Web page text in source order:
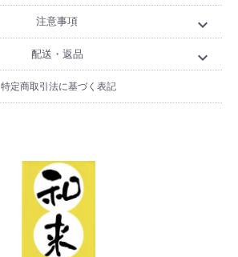
注意事項 expand_more
配送・返品 expand_more
特定商取引法に基づく表記